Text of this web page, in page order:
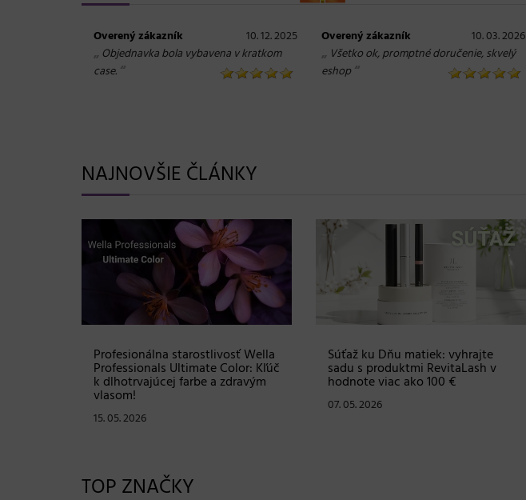
Overený zákazník 10. 12. 2025
„ Objednavka bola vybavena v kratkom
case. “
Overený zákazník 10. 03. 2026
„ Všetko ok, promptné doručenie, skvelý
eshop “
NAJNOVŠIE ČLÁNKY
Profesionálna starostlivosť Wella
Professionals Ultimate Color: Kľúč
k dlhotrvajúcej farbe a zdravým
vlasom!
15. 05. 2026
Súťaž ku Dňu matiek: vyhrajte
sadu s produktmi RevitaLash v
hodnote viac ako 100 €
07. 05. 2026
TOP ZNAČKY